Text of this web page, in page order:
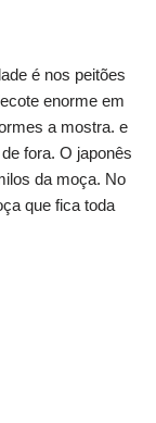
é nos peitões
enorme em
a mostra. e
fora. O japonês
da moça. No
que fica toda